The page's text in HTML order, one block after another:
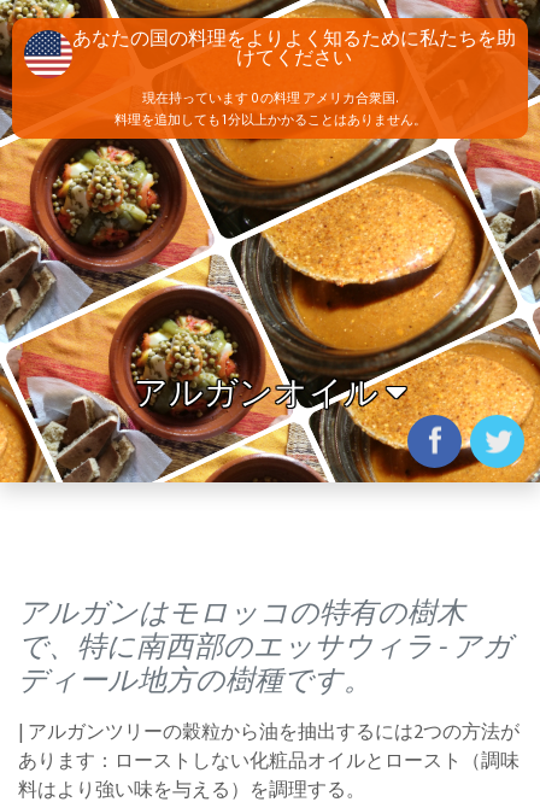
アルガンオイル
アルガンはモロッコの特有の樹木
で、特に南西部のエッサウィラ - アガ
ディール地方の樹種です。
| アルガンツリーの穀粒から油を抽出するには2つの方法が
あります：ローストしない化粧品オイルとロースト（調味
料はより強い味を与える）を調理する。
あなたの国の料理をよりよく知るために私たちを助
けてください
現在持っています 0 の料理 アメリカ合衆国.
料理を追加しても1分以上かかることはありません。